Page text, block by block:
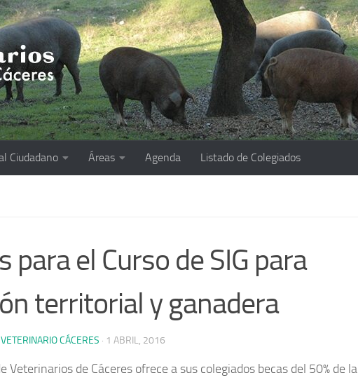
Ciudadano Áreas Agenda Listado de Colegiados
para el Curso de SIG para
territorial y ganadera
CÁCERES · 1 ABRIL, 2016
Veterinarios de Cáceres ofrece a sus colegiados becas del 50% de la